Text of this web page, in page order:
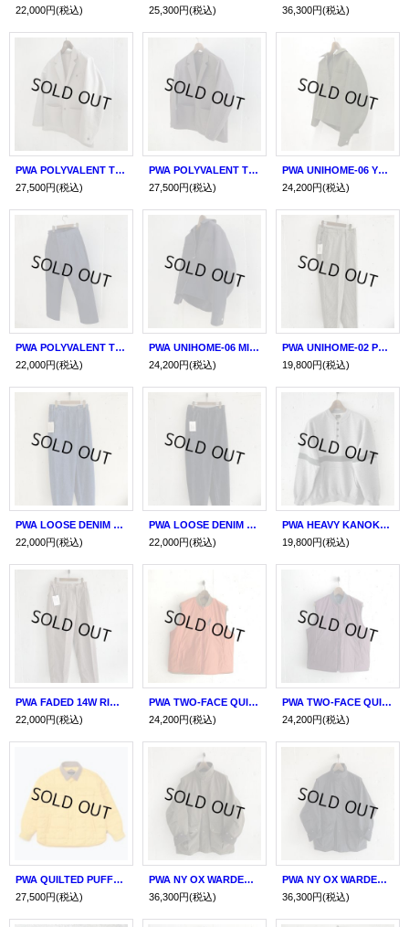
22,000円(税込)
25,300円(税込)
36,300円(税込)
PWA POLYVALENT TRAVEL JKT IVORY
27,500円(税込)
PWA POLYVALENT TRAVEL JKT KHAKI
27,500円(税込)
PWA UNIHOME-06 YOMOGI
24,200円(税込)
PWA POLYVALENT TRAVEL SLACKS NAVY
22,000円(税込)
PWA UNIHOME-06 MIDNIGHT
24,200円(税込)
PWA UNIHOME-02 PLAID24FW FROG
19,800円(税込)
PWA LOOSE DENIM TROUSERS INDIGO
22,000円(税込)
PWA LOOSE DENIM TROUSERS DEEP BLACK
22,000円(税込)
PWA HEAVY KANOKO HENRYNECK P/O HEATHER GREY
19,800円(税込)
PWA FADED 14W RIDGE SKACKS
22,000円(税込)
PWA TWO-FACE QUILTED VEST CINNAMON ORANGE
24,200円(税込)
PWA TWO-FACE QUILTED VEST DARK BURGUNDY
24,200円(税込)
PWA QUILTED PUFFY SHIRT
27,500円(税込)
PWA NY OX WARDEN'S HALF COAT ARMY
36,300円(税込)
PWA NY OX WARDEN'S HALF COAT BLACK
36,300円(税込)